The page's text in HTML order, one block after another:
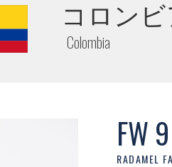
コロンビ
Colombia
RADAMEL